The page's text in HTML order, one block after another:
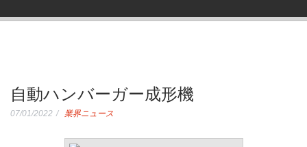
自動ハンバーガー成形機
07/01/2022 業界ニュース